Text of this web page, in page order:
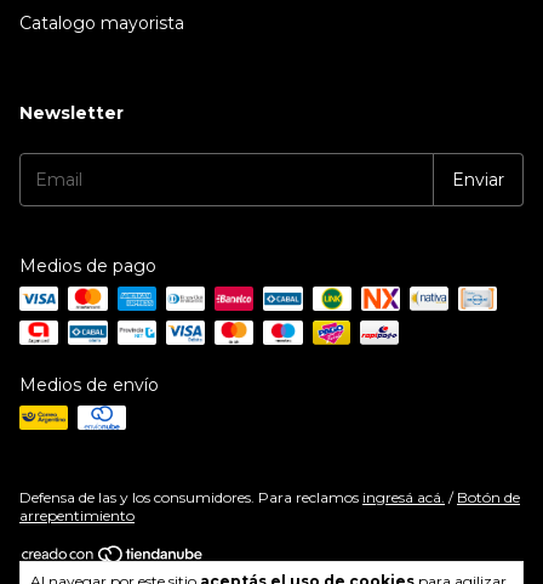
Catalogo mayorista
Newsletter
Medios de pago
Medios de envío
Defensa de las y los consumidores. Para reclamos ingresá acá. / Botón de
arrepentimiento